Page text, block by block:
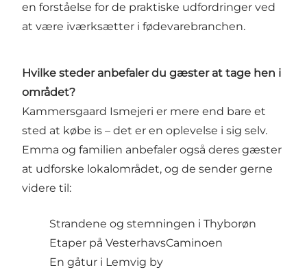
en forståelse for de praktiske udfordringer ved
at være iværksætter i fødevarebranchen.
Hvilke steder anbefaler du gæster at tage hen i
området?
Kammersgaard Ismejeri er mere end bare et
sted at købe is – det er en oplevelse i sig selv.
Emma og familien anbefaler også deres gæster
at udforske lokalområdet, og de sender gerne
videre til:
Strandene og stemningen i Thyborøn
Etaper på VesterhavsCaminoen
En gåtur i Lemvig by